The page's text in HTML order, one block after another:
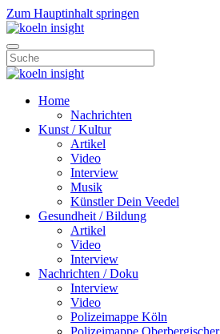
Zum Hauptinhalt springen
Home
Nachrichten
Kunst / Kultur
Artikel
Video
Interview
Musik
Künstler Dein Veedel
Gesundheit / Bildung
Artikel
Video
Interview
Nachrichten / Doku
Interview
Video
Polizeimappe Köln
Polizeimappe Oberbergischer